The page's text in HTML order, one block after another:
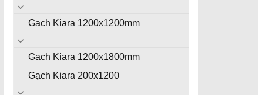
Gạch Kiara 1200x1200mm
Gạch Kiara 1200x1800mm
Gạch Kiara 200x1200